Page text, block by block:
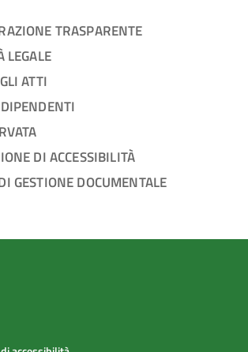
TRASPARENTE
LEGALE
ATTI
DI ACCESSIBILITÀ
GESTIONE DOCUMENTALE